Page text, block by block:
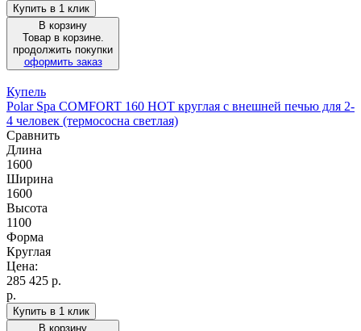
Купить в 1 клик
В корзину
Товар в корзине.
продолжить покупки
оформить заказ
Купель
Polar Spa COMFORT 160 HOT круглая с внешней печью для 2-
4 человек (термососна светлая)
Сравнить
Длина
1600
Ширина
1600
Высота
1100
Форма
Круглая
Цена:
285 425 р.
р.
Купить в 1 клик
В корзину